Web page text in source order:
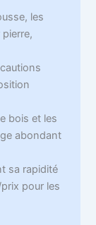
les
bois et les
abondant
sa rapidité
pour les